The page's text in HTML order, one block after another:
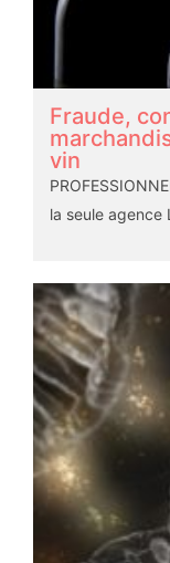
Fraude,
vin
la seule agence